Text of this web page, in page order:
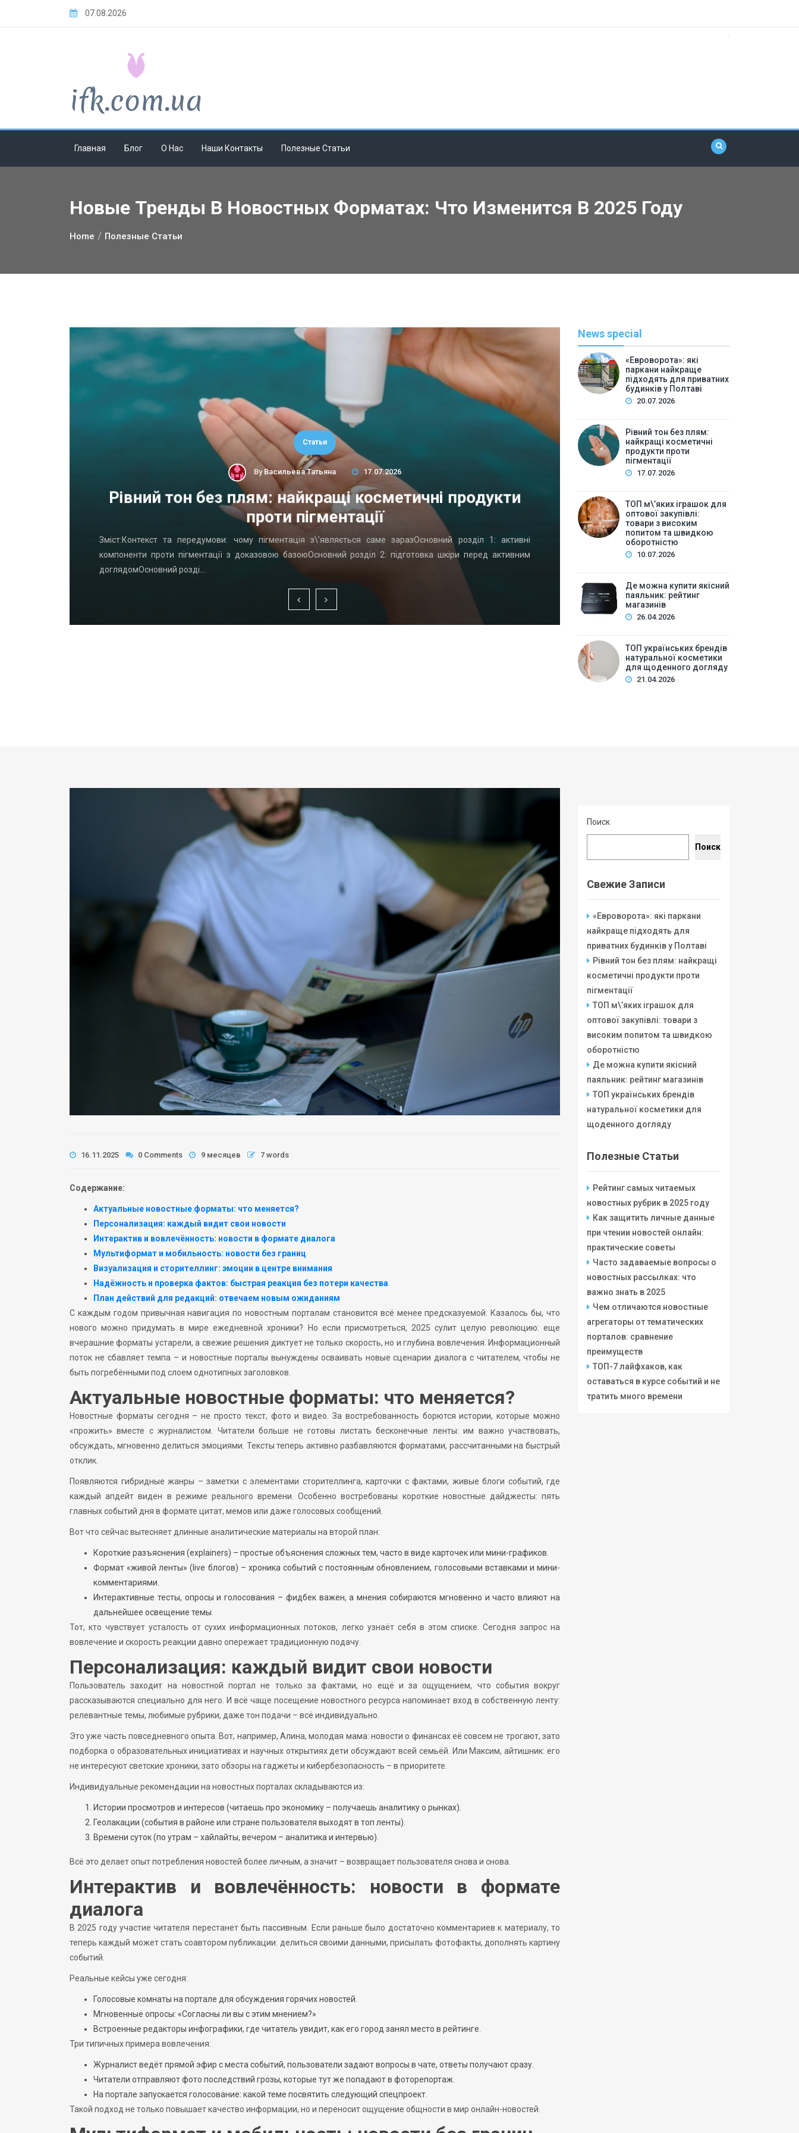
07.08.2026
Главная Блог О Нас Наши Контакты Полезные Статьи
Новые Тренды В Новостных Форматах: Что Изменится В 2025 Году
Home Полезные Статьи
Статьи
By Васильева Татьяна 17.07.2026
Рівний тон без плям: найкращі косметичні продукти
проти пігментації
Зміст:Контекст та передумови: чому пігментація з\’являється саме заразОсновний розділ 1: активні
компоненти проти пігментації з доказовою базоюОсновний розділ 2: підготовка шкіри перед активним
доглядомОсновний розді…
ТОП м\’яких іграшок для
високим попитом
Зміст:Історія попиту на м\’які іграшки: від
оптової закупівлі у 2026 роціKalibri — лідер за
News special
«Евроворота»: які
паркани найкраще
підходять для приватних
будинків у Полтаві
20.07.2026
Рівний тон без плям:
найкращі косметичні
продукти проти
пігментації
17.07.2026
ТОП м\’яких іграшок для
оптової закупівлі:
товари з високим
попитом та швидкою
оборотністю
10.07.2026
Де можна купити якісний
паяльник: рейтинг
магазинів
26.04.2026
ТОП українських брендів
натуральної косметики
для щоденного догляду
21.04.2026
16.11.2025 0 Comments 9 месяцев 7 words
Содержание:
Актуальные новостные форматы: что меняется?
Персонализация: каждый видит свои новости
Интерактив и вовлечённость: новости в формате диалога
Мультиформат и мобильность: новости без границ
Визуализация и сторителлинг: эмоции в центре внимания
Надёжность и проверка фактов: быстрая реакция без потери качества
План действий для редакций: отвечаем новым ожиданиям
С каждым годом привычная навигация по новостным порталам становится всё менее предсказуемой. Казалось бы, что
нового можно придумать в мире ежедневной хроники? Но если присмотреться, 2025 сулит целую революцию: еще
вчерашние форматы устарели, а свежие решения диктует не только скорость, но и глубина вовлечения. Информационный
поток не сбавляет темпа – и новостные порталы вынуждены осваивать новые сценарии диалога с читателем, чтобы не
быть погребёнными под слоем однотипных заголовков.
Актуальные новостные форматы: что меняется?
Новостные форматы сегодня – не просто текст, фото и видео. За востребованность борются истории, которые можно
«прожить» вместе с журналистом. Читатели больше не готовы листать бесконечные ленты: им важно участвовать,
обсуждать, мгновенно делиться эмоциями. Тексты теперь активно разбавляются форматами, рассчитанными на быстрый
отклик.
Появляются гибридные жанры – заметки с элементами сторителлинга, карточки с фактами, живые блоги событий, где
каждый апдейт виден в режиме реального времени. Особенно востребованы короткие новостные дайджесты: пять
главных событий дня в формате цитат, мемов или даже голосовых сообщений.
Вот что сейчас вытесняет длинные аналитические материалы на второй план:
Короткие разъяснения (explainers) – простые объяснения сложных тем, часто в виде карточек или мини-графиков.
Формат «живой ленты» (live блогов) – хроника событий с постоянным обновлением, голосовыми вставками и мини-
комментариями.
Интерактивные тесты, опросы и голосования – фидбек важен, а мнения собираются мгновенно и часто влияют на
дальнейшее освещение темы.
Тот, кто чувствует усталость от сухих информационных потоков, легко узнаёт себя в этом списке. Сегодня запрос на
вовлечение и скорость реакции давно опережает традиционную подачу.
Персонализация: каждый видит свои новости
Пользователь заходит на новостной портал не только за фактами, но ещё и за ощущением, что события вокруг
рассказываются специально для него. И всё чаще посещение новостного ресурса напоминает вход в собственную ленту:
релевантные темы, любимые рубрики, даже тон подачи – всё индивидуально.
Это уже часть повседневного опыта. Вот, например, Алина, молодая мама: новости о финансах её совсем не трогают, зато
подборка о образовательных инициативах и научных открытиях дети обсуждают всей семьёй. Или Максим, айтишник: его
не интересуют светские хроники, зато обзоры на гаджеты и кибербезопасность – в приоритете.
Индивидуальные рекомендации на новостных порталах складываются из:
Истории просмотров и интересов (читаешь про экономику – получаешь аналитику о рынках).
Геолакации (события в районе или стране пользователя выходят в топ ленты).
Времени суток (по утрам – хайлайты, вечером – аналитика и интервью).
Всё это делает опыт потребления новостей более личным, а значит – возвращает пользователя снова и снова.
Интерактив и вовлечённость: новости в формате
диалога
В 2025 году участие читателя перестанет быть пассивным. Если раньше было достаточно комментариев к материалу, то
теперь каждый может стать соавтором публикации: делиться своими данными, присылать фотофакты, дополнять картину
событий.
Реальные кейсы уже сегодня:
Голосовые комнаты на портале для обсуждения горячих новостей.
Мгновенные опросы: «Согласны ли вы с этим мнением?»
Встроенные редакторы инфографики, где читатель увидит, как его город занял место в рейтинге.
Три типичных примера вовлечения:
Журналист ведёт прямой эфир с места событий, пользователи задают вопросы в чате, ответы получают сразу.
Читатели отправляют фото последствий грозы, которые тут же попадают в фоторепортаж.
На портале запускается голосование: какой теме посвятить следующий спецпроект.
Такой подход не только повышает качество информации, но и переносит ощущение общности в мир онлайн-новостей.
Поиск
Поиск
Свежие Записи
«Евроворота»: які паркани
найкраще підходять для
приватних будинків у Полтаві
Рівний тон без плям: найкращі
косметичні продукти проти
пігментації
ТОП м\’яких іграшок для
оптової закупівлі: товари з
високим попитом та швидкою
оборотністю
Де можна купити якісний
паяльник: рейтинг магазинів
ТОП українських брендів
натуральної косметики для
щоденного догляду
Полезные Статьи
Рейтинг самых читаемых
новостных рубрик в 2025 году
Как защитить личные данные
при чтении новостей онлайн:
практические советы
Часто задаваемые вопросы о
новостных рассылках: что
важно знать в 2025
Чем отличаются новостные
агрегаторы от тематических
порталов: сравнение
преимуществ
ТОП-7 лайфхаков, как
оставаться в курсе событий и не
тратить много времени